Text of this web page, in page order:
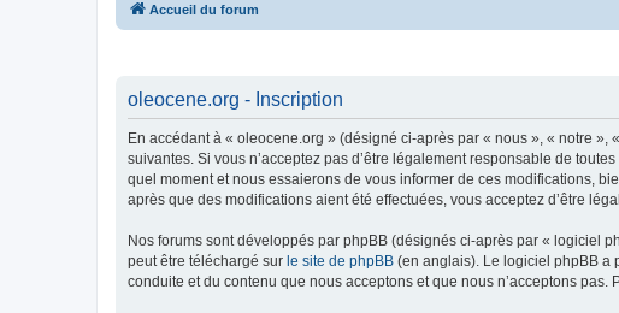
Accueil du forum
oleocene.org - Inscription
En accédant à « oleocene.org » (désigné ci-après par « nous », « notre
suivantes. Si vous n’acceptez pas d’être légalement responsable de
quel moment et nous essaierons de vous informer de ces modifications,
après que des modifications aient été effectuées, vous acceptez d’être
Nos forums sont développés par phpBB (désignés ci-après par « logiciel
peut être téléchargé sur le site de phpBB (en anglais). Le logiciel phpBB a
conduite et du contenu que nous acceptons et que nous n’acceptons